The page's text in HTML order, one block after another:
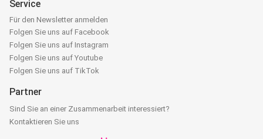
Service
Für den Newsletter anmelden
Folgen Sie uns auf Facebook
Folgen Sie uns auf Instagram
Folgen Sie uns auf Youtube
Folgen Sie uns auf TikTok
Partner
Sind Sie an einer Zusammenarbeit interessiert?
Kontaktieren Sie uns